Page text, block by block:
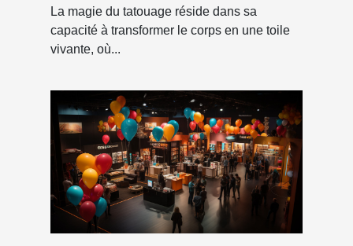
tatouage en tant que
débutant
La magie du tatouage réside dans sa
capacité à transformer le corps en une toile
vivante, où...